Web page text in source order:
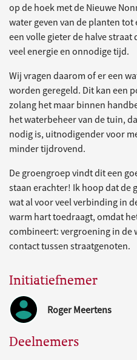
op de hoek met de Nieuwe
water geven van de planten
een volle gieter de halve
veel energie en onnodige tijd.
Wij vragen daarom of er een
worden geregeld. Dit kan een
zolang het maar binnen
het waterbeheer van de tuin,
nodig is, uitnodigender voor
minder tijdrovend.
De groengroep vindt dit een
staan erachter! Ik hoop dat de
wat al voor veel verbinding in
warm hart toedraagt, omdat
combineert: vergroening in de
contact tussen straatgenoten.
Initiatiefnemer
Roger Meertens
Deelnemers